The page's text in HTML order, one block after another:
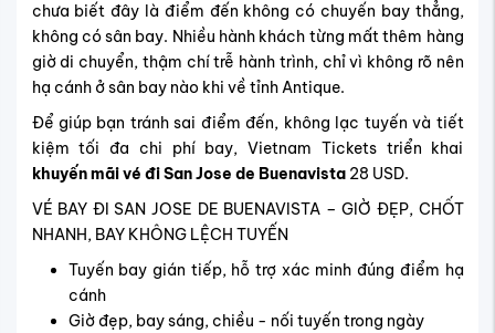
chưa biết đây là điểm đến không có chuyến bay thẳng,
không có sân bay. Nhiều hành khách từng mất thêm hàng
giờ di chuyển, thậm chí trễ hành trình, chỉ vì không rõ nên
hạ cánh ở sân bay nào khi về tỉnh Antique.
Để giúp bạn tránh sai điểm đến, không lạc tuyến và tiết
kiệm tối đa chi phí bay, Vietnam Tickets triển khai
khuyến mãi vé đi San Jose de Buenavista 28 USD.
VÉ BAY ĐI SAN JOSE DE BUENAVISTA – GIỜ ĐẸP, CHỐT
NHANH, BAY KHÔNG LỆCH TUYẾN
Tuyến bay gián tiếp, hỗ trợ xác minh đúng điểm hạ
cánh
Giờ đẹp, bay sáng, chiều - nối tuyến trong ngày